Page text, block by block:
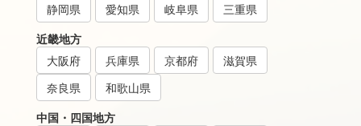
静岡県
愛知県 岐阜県
三重県
近畿地方
大阪府
兵庫県 京都府
滋賀県
奈良県
和歌山県
中国・四国地方